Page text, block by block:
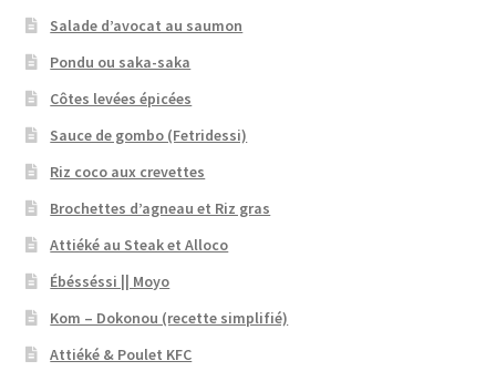
Salade d’avocat au saumon
Pondu ou saka-saka
Côtes levées épicées
Sauce de gombo (Fetridessi)
Riz coco aux crevettes
Brochettes d’agneau et Riz gras
Attiéké au Steak et Alloco
Ébésséssi || Moyo
Kom – Dokonou (recette simplifié)
Attiéké & Poulet KFC